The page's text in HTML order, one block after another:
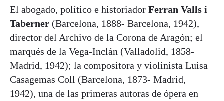
El abogado, político e historiador Ferran Valls i
Taberner (Barcelona, 1888- Barcelona, 1942),
director del Archivo de la Corona de Aragón; el
marqués de la Vega-Inclán (Valladolid, 1858-
Madrid, 1942); la compositora y violinista Luisa
Casagemas Coll (Barcelona, 1873- Madrid,
1942), una de las primeras autoras de ópera en